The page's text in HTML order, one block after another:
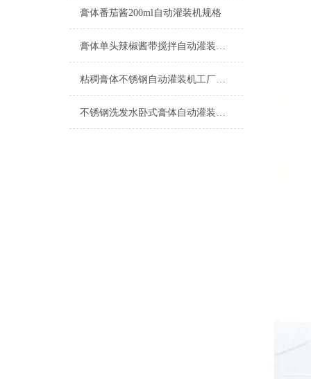
膏体番茄酱200ml自动灌装机规格
膏体单头辣椒酱带搅拌自动灌装机特点
粘稠膏体不锈钢自动灌装机工厂生产
不锈钢洗发水卧式膏体自动灌装机500ml设备